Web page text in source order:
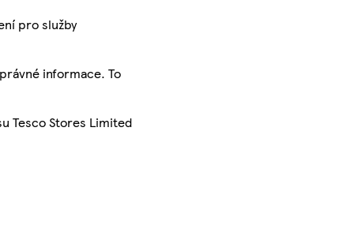
pro služby
informace. To
Tesco Stores Limited